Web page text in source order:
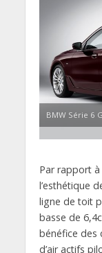
BMW Série 6
Par rapport à
l’esthétique
ligne de toit
basse de
bénéfice des
d’air actifs